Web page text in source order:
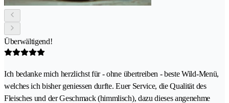
Überwältigend!
Ich bedanke mich herzlichst für - ohne übertreiben - beste Wild-Menü,
welches ich bisher geniessen durfte. Euer Service, die Qualität des
Fleisches und der Geschmack (himmlisch), dazu dieses angenehme